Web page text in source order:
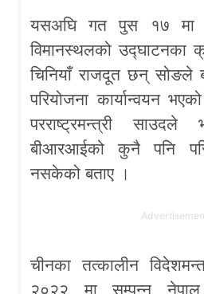
यसअघि गत पुस १७ मा
विमानस्थलको उद्घाटनका
चिनियाँ राजदूत छन् सोङले
परियोजना कार्यान्वयन
परराष्ट्रमन्त्री
बीआरआईको कुनै पनि
नसकेको बताए ।
चीनका तत्कालीन
२०२२ मा सम्पन्न नेपाल